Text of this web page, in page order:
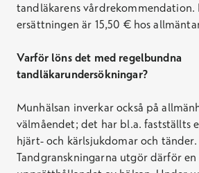
tandläkarens vårdrekommendation.
ersättningen är 15,50 € hos
Varför löns det med regelbundna
tandläkarundersökningar?
Munhälsan inverkar också på
välmåendet; det har bl.a. fastställts
hjärt- och kärlsjukdomar och tänder.
Tandgranskningarna utgör därför